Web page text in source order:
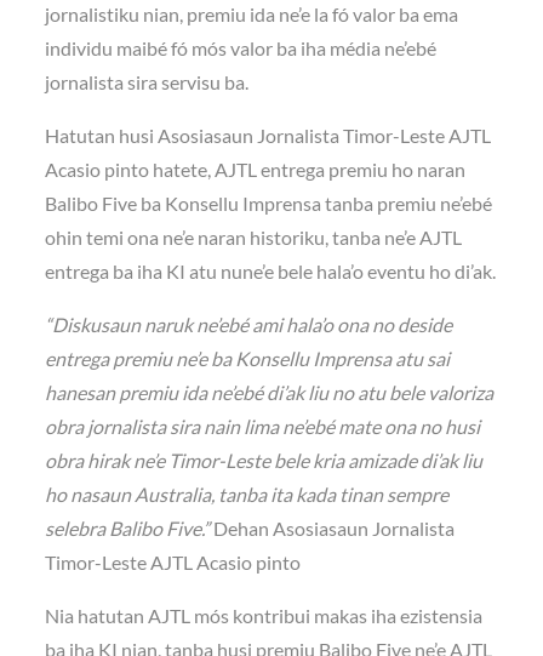
jornalistiku nian, premiu ida ne’e la fó valor ba ema
individu maibé fó mós valor ba iha média ne’ebé
jornalista sira servisu ba.
Hatutan husi Asosiasaun Jornalista Timor-Leste AJTL
Acasio pinto hatete, AJTL entrega premiu ho naran
Balibo Five ba Konsellu Imprensa tanba premiu ne’ebé
ohin temi ona ne’e naran historiku, tanba ne’e AJTL
entrega ba iha KI atu nune’e bele hala’o eventu ho di’ak.
“Diskusaun naruk ne’ebé ami hala’o ona no deside
entrega premiu ne’e ba Konsellu Imprensa atu sai
hanesan premiu ida ne’ebé di’ak liu no atu bele valoriza
obra jornalista sira nain lima ne’ebé mate ona no husi
obra hirak ne’e Timor-Leste bele kria amizade di’ak liu
ho nasaun Australia, tanba ita kada tinan sempre
selebra Balibo Five.”Dehan Asosiasaun Jornalista
Timor-Leste AJTL Acasio pinto
Nia hatutan AJTL mós kontribui makas iha ezistensia
ba iha KI nian, tanba husi premiu Balibo Five ne’e AJTL